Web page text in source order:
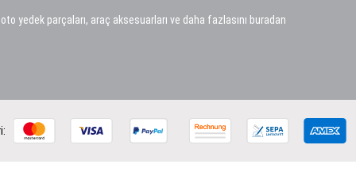
yedek parçaları, araç aksesuarları ve daha fazlasını buradan